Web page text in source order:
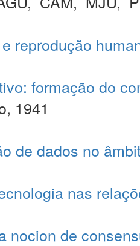
reprodução
formação do
1941
de dados no
nas
nocion de